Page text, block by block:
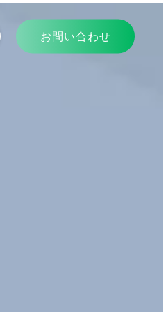
お問い合わせ